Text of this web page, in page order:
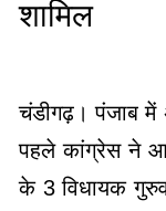
शामिल
चंडीगढ़। पंजाब में
पहले कांग्रेस ने
के 3 विधायक